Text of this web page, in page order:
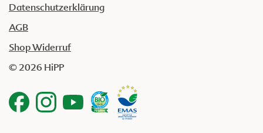
Datenschutzerklärung
AGB
Shop Widerruf
© 2026 HiPP